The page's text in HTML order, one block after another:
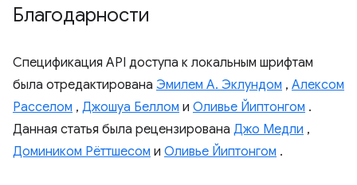
Благодарности
Спецификация API доступа к локальным шрифтам
была отредактирована Эмилем А. Эклундом , Алексом
Расселом , Джошуа Беллом и Оливье Йиптонгом .
Данная статья была рецензирована Джо Медли ,
Домиником Рёттшесом и Оливье Йиптонгом .